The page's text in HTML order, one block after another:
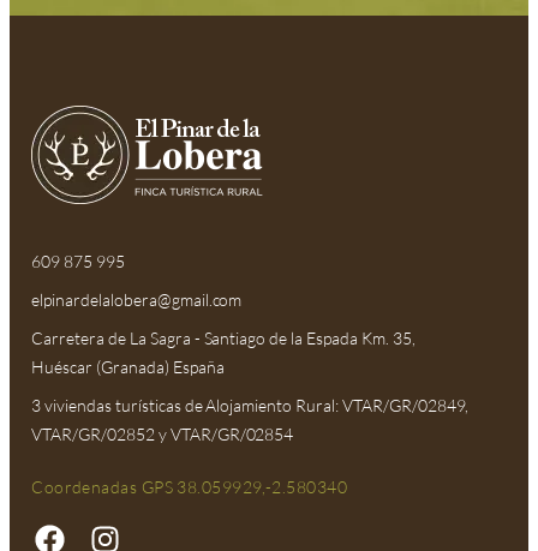
609 875 995
elpinardelalobera@gmail.com​
Carretera de La Sagra - Santiago de la Espada Km. 35,
Huéscar (Granada) España
3 viviendas turísticas de Alojamiento Rural: VTAR/GR/02849,
VTAR/GR/02852 y VTAR/GR/02854
Coordenadas GPS 38.059929,-2.580340